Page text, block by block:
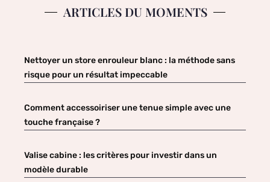
ARTICLES DU MOMENTS
Nettoyer un store enrouleur blanc : la méthode sans
risque pour un résultat impeccable
Comment accessoiriser une tenue simple avec une
touche française ?
Valise cabine : les critères pour investir dans un
modèle durable